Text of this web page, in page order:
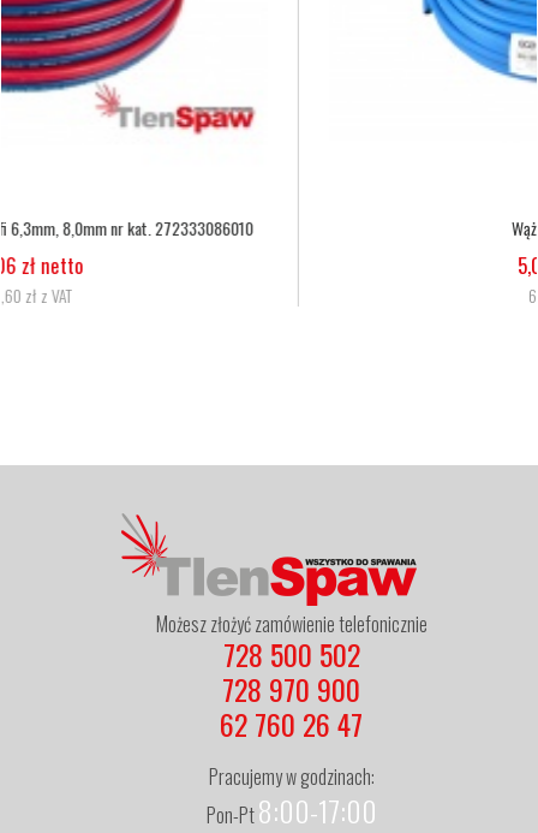
Wąż tlenowy fi 6,3
Możesz złożyć zamówienie telefonicznie
728 500 502
728 970 900
62 760 26 47
Pracujemy w godzinach:
Pon-Pt8:00-17:00